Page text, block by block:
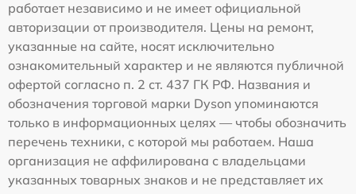
работает независимо и не имеет официальной
авторизации от производителя. Цены на ремонт,
указанные на сайте, носят исключительно
ознакомительный характер и не являются публичной
офертой согласно п. 2 ст. 437 ГК РФ. Названия и
обозначения торговой марки Dyson упоминаются
только в информационных целях — чтобы обозначить
перечень техники, с которой мы работаем. Наша
организация не аффилирована с владельцами
указанных товарных знаков и не представляет их